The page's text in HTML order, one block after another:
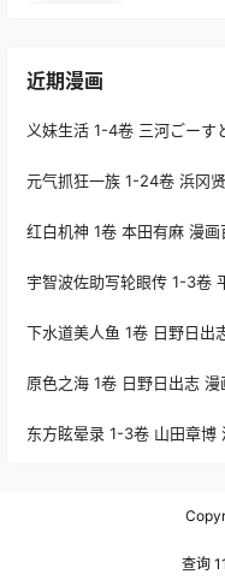
近期漫画
义妹生活 1-4卷 三河ごーす
元气抓狂一族 1-24卷 浜冈
红白机神 1卷 本田有麻 漫
宇智波佐助写轮眼传 1-3卷
下水道美人鱼 1卷 日野日出
原色之海 1卷 日野日出志
东方眩晕录 1-3卷 山田章博
查询